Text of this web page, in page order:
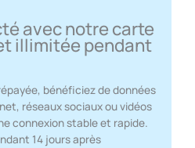
avec notre carte
illimitée pendant
bénéficiez de données
réseaux sociaux ou vidéos
connexion stable et rapide.
14 jours après